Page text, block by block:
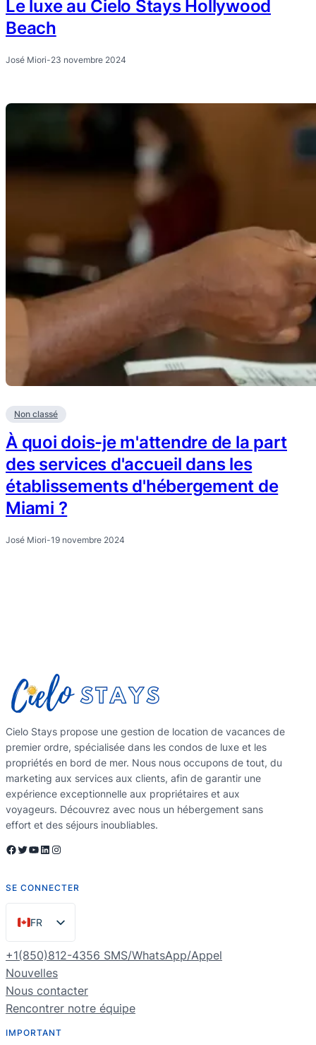
Le luxe au Cielo Stays Hollywood
Beach
José Miori-23 novembre 2024
Non classé
À quoi dois-je m'attendre de la part
des services d'accueil dans les
établissements d'hébergement de
Miami ?
José Miori-19 novembre 2024
Cielo Stays propose une gestion de location de vacances de
premier ordre, spécialisée dans les condos de luxe et les
propriétés en bord de mer. Nous nous occupons de tout, du
marketing aux services aux clients, afin de garantir une
expérience exceptionnelle aux propriétaires et aux
voyageurs. Découvrez avec nous un hébergement sans
effort et des séjours inoubliables.
Facebook Twitter YouTube LinkedIn Instagram
SE CONNECTER
FR
EN
ES
PT
DE
NL
+1(850)812-4356 SMS/WhatsApp/Appel
Nouvelles
Nous contacter
Rencontrer notre équipe
IMPORTANT